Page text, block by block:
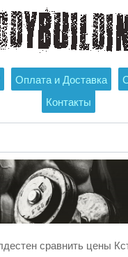
Оплата и Доставка
Контакты
сравнить цены